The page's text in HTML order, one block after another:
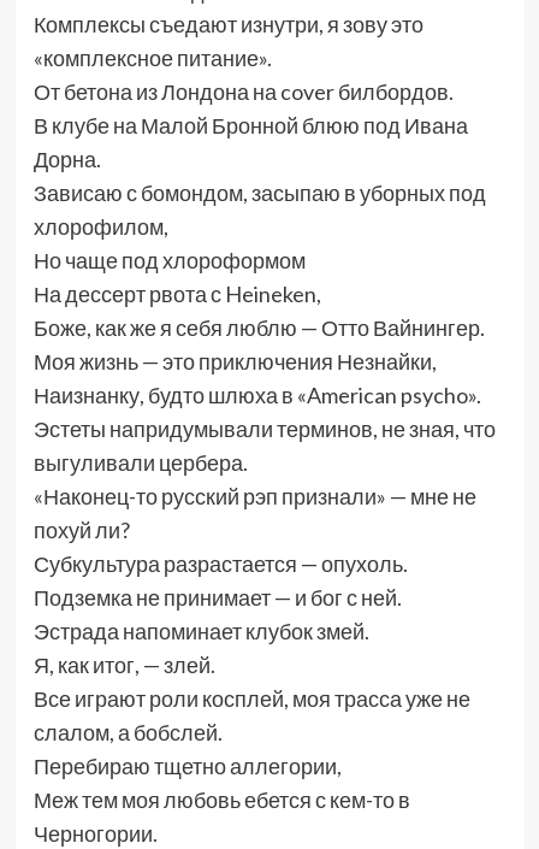
Комплексы съедают изнутри, я зову это
«комплексное питание».
От бетона из Лондона на cover билбордов.
В клубе на Малой Бронной блюю под Ивана
Дорна.
Зависаю с бомондом, засыпаю в уборных под
хлорофилом,
Но чаще под хлороформом
На дессерт рвота с Heineken,
Боже, как же я себя люблю — Отто Вайнингер.
Моя жизнь — это приключения Незнайки,
Наизнанку, будто шлюха в «American psycho».
Эстеты напридумывали терминов, не зная, что
выгуливали цербера.
«Наконец-то русский рэп признали» — мне не
похуй ли?
Субкультура разрастается — опухоль.
Подземка не принимает — и бог с ней.
Эстрада напоминает клубок змей.
Я, как итог, — злей.
Все играют роли косплей, моя трасса уже не
слалом, а бобслей.
Перебираю тщетно аллегории,
Меж тем моя любовь ебется с кем-то в
Черногории.